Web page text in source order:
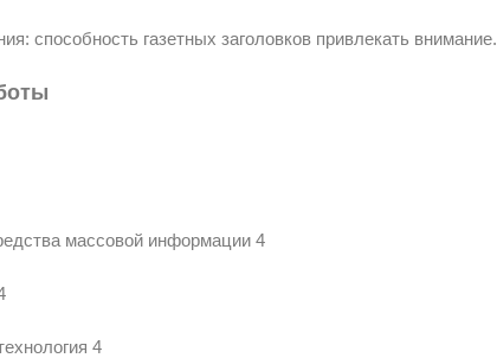
способность газетных заголовков привлекать внимание.
массовой информации 4
4